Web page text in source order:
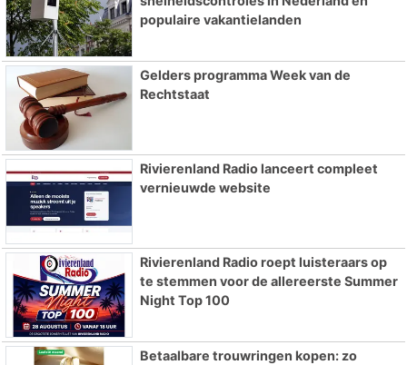
populaire vakantielanden
Gelders programma Week van de
Rechtstaat
Rivierenland Radio lanceert compleet
vernieuwde website
Rivierenland Radio roept luisteraars op
te stemmen voor de allereerste Summer
Night Top 100
Betaalbare trouwringen kopen: zo